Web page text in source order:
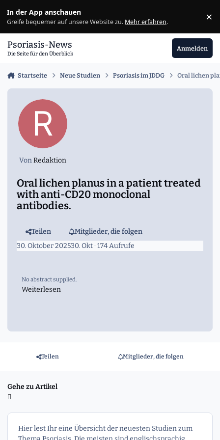
In der App anschauen
Greife bequemer auf unsere Website zu. Mehr erfahren. ×
Psoriasis-News
Die Seite für den Überblick
Anmelden
Startseite Neue Studien Psoriasis im JDDG Oral lichen
VonRedaktion
Oral lichen planus in a patient treated
with anti-CD20 monoclonal
antibodies.
Teilen
Mitglieder, die folgen
30. Oktober 202530. Okt· 174 Aufrufe
No abstract supplied.
Weiterlesen
Teilen Mitglieder, die folgen
Gehe zu Artikel
Hier lest Ihr eine Übersicht der neuesten Studien zum